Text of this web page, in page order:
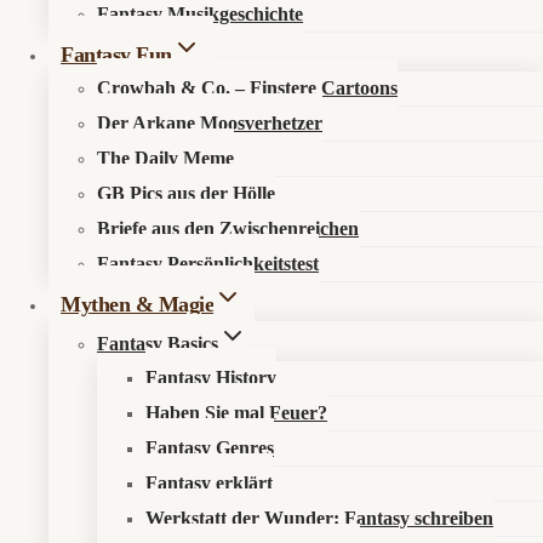
Fantasy Musikgeschichte
Fantasy Fun
Crowbah & Co. – Finstere Cartoons
Der Arkane Moosverhetzer
The Daily Meme
GB Pics aus der Hölle
Briefe aus den Zwischenreichen
Fantasy Persönlichkeitstest
Mythen & Magie
Fantasy Basics
Fantasy History
Haben Sie mal Feuer?
Fantasy Genres
Fantasy erklärt
Werkstatt der Wunder: Fantasy schreiben
Search in content
Mario knackt den Startrekord
2026
Pilze, Planeten und reichlich Publikum
Super Mario Galaxy Film hat in den USA am ersten Tag